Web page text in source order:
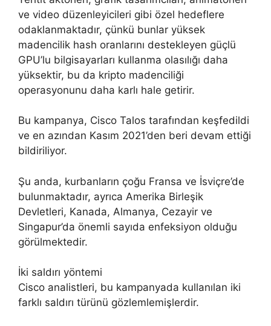
ve video düzenleyicileri gibi özel hedeflere
odaklanmaktadır, çünkü bunlar yüksek
madencilik hash oranlarını destekleyen güçlü
GPU’lu bilgisayarları kullanma olasılığı daha
yüksektir, bu da kripto madenciliği
operasyonunu daha karlı hale getirir.
Bu kampanya, Cisco Talos tarafından keşfedildi
ve en azından Kasım 2021’den beri devam ettiği
bildiriliyor.
Şu anda, kurbanların çoğu Fransa ve İsviçre’de
bulunmaktadır, ayrıca Amerika Birleşik
Devletleri, Kanada, Almanya, Cezayir ve
Singapur’da önemli sayıda enfeksiyon olduğu
görülmektedir.
İki saldırı yöntemi
Cisco analistleri, bu kampanyada kullanılan iki
farklı saldırı türünü gözlemlemişlerdir.